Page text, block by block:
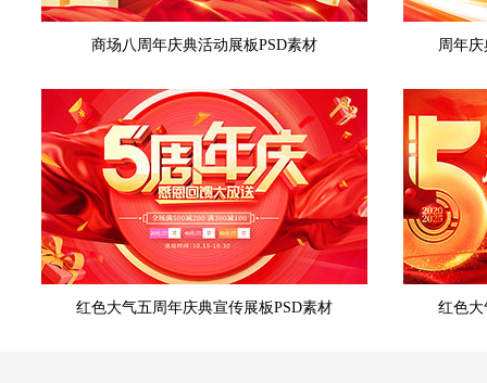
商场八周年庆典活动展板PSD素材 周年
红色大气五周年庆典宣传展板PSD素材 红色大